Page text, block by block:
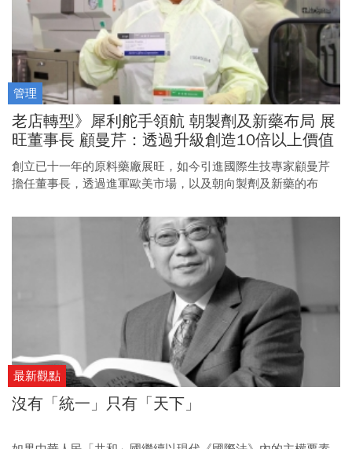
管理
老店轉型》犀利舵手領航 朝製劑及新藥布局 展
旺董事長 顧曼芹：透過升級創造10倍以上價值
創立已十一年的原料藥廠展旺，如今引進國際生技專家顧曼芹
擔任董事長，透過進軍歐美市場，以及朝向製劑及新藥的布
最新觀點
沒有「統一」只有「天下」